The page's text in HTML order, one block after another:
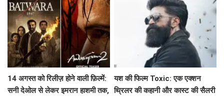
14 अगस्त को रिलीज़ होने वाली फ़िल्में:
सनी देओल से लेकर इमरान हाशमी तक,
यश की फिल्म Toxic: एक एक्शन
थ्रिलर की कहानी और कास्ट की सैलरी